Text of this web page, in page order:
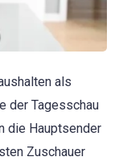
als
der Tagesschau
die Hauptsender
Zuschauer